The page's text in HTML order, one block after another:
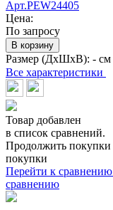
Арт.PEW24405
Цена:
По запросу
В корзину
Размер (ДхШхВ): - см
Все характеристики
Товар добавлен
в список сравнений.
Продолжить покупки
покупки
Перейти к сравнению
сравнению